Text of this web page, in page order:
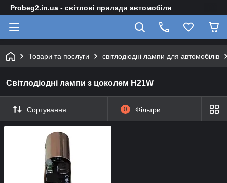
Probeg2.in.ua - світлові прилади автомобіля
Товари та послуги світлодіодні лампи для автомобілів
Світлодіодні лампи з цоколем H21W
Сортування 0 Фільтри